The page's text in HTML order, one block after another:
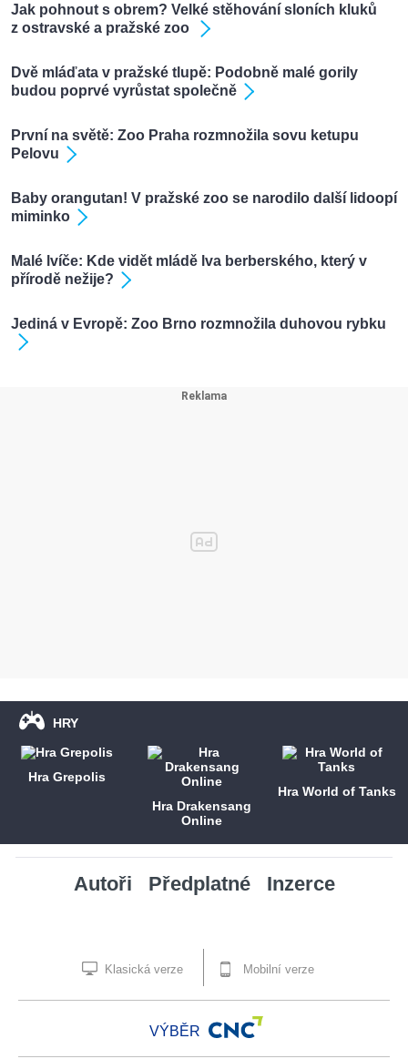
Jak pohnout s obrem? Velké stěhování sloních kluků
z ostravské a pražské zoo
Dvě mláďata v pražské tlupě: Podobně malé gorily
budou poprvé vyrůstat společně
První na světě: Zoo Praha rozmnožila sovu ketupu
Pelovu
Baby orangutan! V pražské zoo se narodilo další lidoopí
miminko
Malé lvíče: Kde vidět mládě lva berberského, který v
přírodě nežije?
Jediná v Evropě: Zoo Brno rozmnožila duhovou rybku
HRY
Hra Grepolis
Hra Drakensang
Online
Hra World of Tanks
Autoři Předplatné Inzerce
Klasická verze Mobilní verze
VÝBĚR